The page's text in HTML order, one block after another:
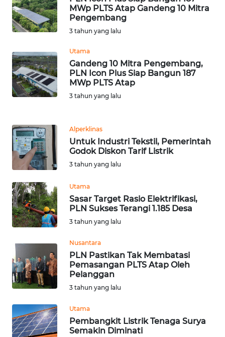
MWp PLTS Atap Gandeng 10 Mitra
Pengembang
3 tahun yang lalu
Utama
Gandeng 10 Mitra Pengembang,
PLN Icon Plus Siap Bangun 187
MWp PLTS Atap
3 tahun yang lalu
Alperklinas
Untuk Industri Tekstil, Pemerintah
Godok Diskon Tarif Listrik
3 tahun yang lalu
Utama
Sasar Target Rasio Elektrifikasi,
PLN Sukses Terangi 1.185 Desa
3 tahun yang lalu
Nusantara
PLN Pastikan Tak Membatasi
Pemasangan PLTS Atap Oleh
Pelanggan
3 tahun yang lalu
Utama
Pembangkit Listrik Tenaga Surya
Semakin Diminati
WN
SUMSEL
WN
BENGKULU
WN
WN
JATENG
WN
WN
JOGJA
WN
BALI
WN
KALBAR